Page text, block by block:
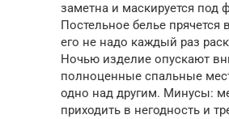
заметна и маскируется под
Постельное белье прячется
его не надо каждый раз
Ночью изделие опускают
полноценные спальные
одно над другим. Минусы:
приходить в негодность и